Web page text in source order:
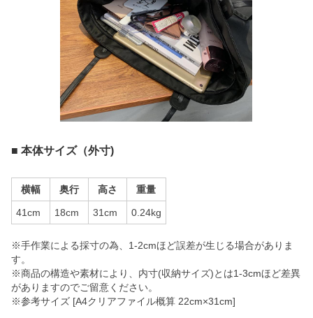
■ 本体サイズ（外寸)
横幅 奥行 高さ 重量
41cm 18cm 31cm 0.24kg
※手作業による採寸の為、1-2cmほど誤差が生じる場合がありま
す。
※商品の構造や素材により、内寸(収納サイズ)とは1-3cmほど差異
がありますのでご留意ください。
※参考サイズ [A4クリアファイル概算 22cm×31cm]